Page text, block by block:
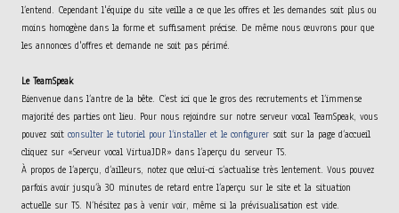
l’entend. Cependant l'équipe du site veille a ce que les offres et les demandes soit plus ou
moins homogène dans la forme et suffisament précise. De même nous œuvrons pour que
les annonces d'offres et demande ne soit pas périmé.
Le TeamSpeak
Bienvenue dans l’antre de la bête. C’est ici que le gros des recrutements et l’immense
majorité des parties ont lieu. Pour nous rejoindre sur notre serveur vocal TeamSpeak, vous
pouvez soit consulter le tutoriel pour l’installer et le configurersoit sur la page d’accueil
cliquez sur «Serveur vocal VirtuaJDR» dans l’aperçu du serveur TS.
À propos de l’aperçu, d’ailleurs, notez que celui-ci s’actualise très lentement. Vous pouvez
parfois avoir jusqu’à 30 minutes de retard entre l’aperçu sur le site et la situation
actuelle sur TS. N’hésitez pas à venir voir, même si la prévisualisation est vide.